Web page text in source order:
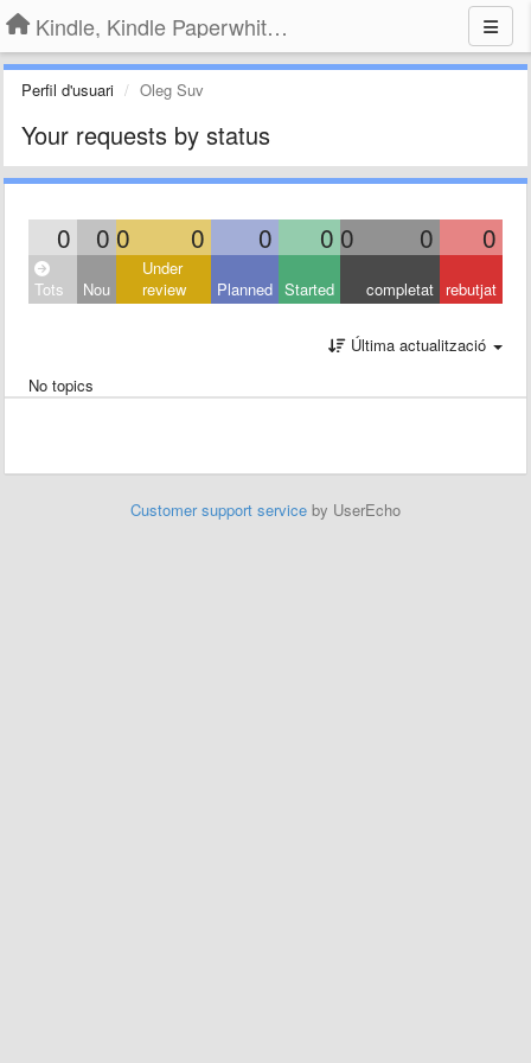
Kindle, Kindle Paperwhite, Kindle Voyage
Perfil d'usuari Oleg Suv
Your requests by status
0 0 0 0 0 0 0 0 0
Tots Nou
Under
review
Planned Started completat rebutjat
Última actualització
No topics
Customer support service by UserEcho